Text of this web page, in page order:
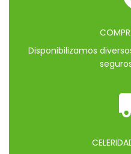
Disponibilizamos